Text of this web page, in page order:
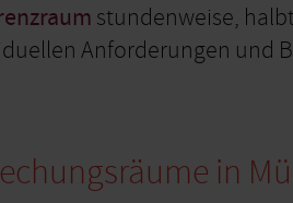
stundenweise,
Anforderungen und
in